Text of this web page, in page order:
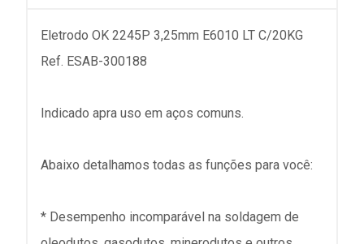
Eletrodo OK 2245P 3,25mm E6010 LT C/20KG
Ref. ESAB-300188
Indicado apra uso em aços comuns.
Abaixo detalhamos todas as funções para você:
* Desempenho incomparável na soldagem de